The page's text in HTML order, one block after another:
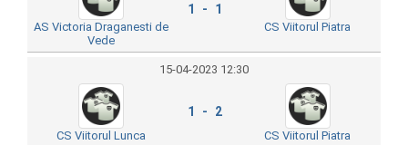
AS Victoria Draganesti de
Vede
1 - 1
CS Viitorul Piatra
15-04-2023 12:30
CS Viitorul Lunca
1 - 2
CS Viitorul Piatra